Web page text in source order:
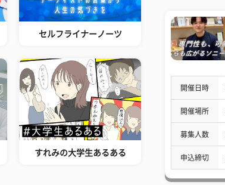
セルフライナーノーツ
すれみの大学生あるある
開催日時
開催場所
募集人数
申込締切